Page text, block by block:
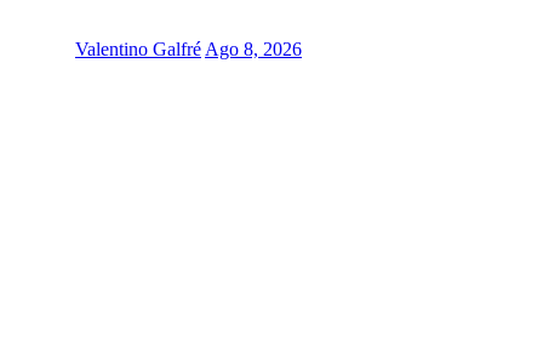
Valentino Galfré Ago 8, 2026